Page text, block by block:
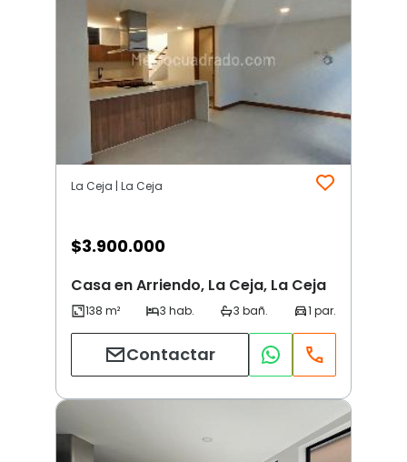
La Ceja | La Ceja
$3.900.000
Casa en Arriendo, La Ceja, La Ceja
Contactar